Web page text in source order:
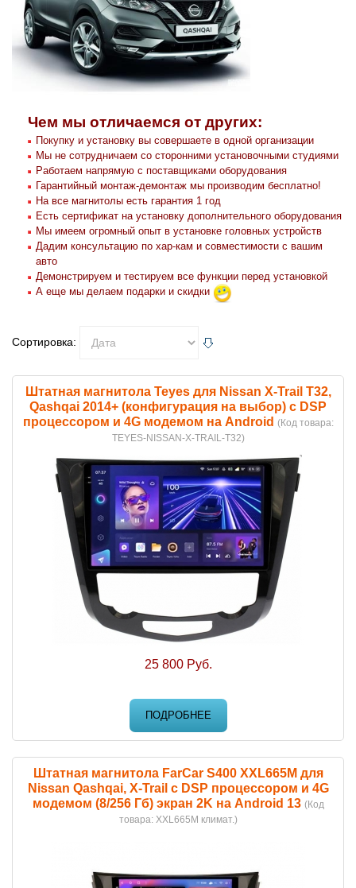
Чем мы отличаемся от других:
Покупку и установку вы совершаете в одной организации
Мы не сотрудничаем со сторонними установочными студиями
Работаем напрямую с поставщиками оборудования
Гарантийный монтаж-демонтаж мы производим бесплатно!
На все магнитолы есть гарантия 1 год
Есть сертификат на установку дополнительного оборудования
Мы имеем огромный опыт в установке головных устройств
Дадим консультацию по хар-кам и совместимости с вашим
авто
Демонстрируем и тестируем все функции перед установкой
А еще мы делаем подарки и скидки
Сортировка:
Штатная магнитола Teyes для Nissan X-Trail T32,
Qashqai 2014+ (конфигурация на выбор) с DSP
процессором и 4G модемом на Android (Код товара:
TEYES-NISSAN-X-TRAIL-T32)
25 800 Руб.
ПОДРОБНЕЕ
Штатная магнитола FarCar S400 XXL665M для
Nissan Qashqai, X-Trail с DSP процессором и 4G
модемом (8/256 Гб) экран 2K на Android 13 (Код
товара: XXL665M климат.)